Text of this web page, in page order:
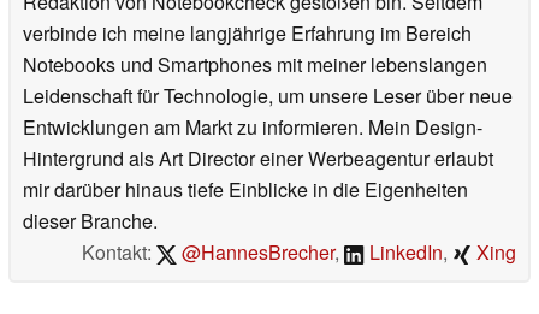
verbinde ich meine langjährige Erfahrung im Bereich
Notebooks und Smartphones mit meiner lebenslangen
Leidenschaft für Technologie, um unsere Leser über neue
Entwicklungen am Markt zu informieren. Mein Design-
Hintergrund als Art Director einer Werbeagentur erlaubt
mir darüber hinaus tiefe Einblicke in die Eigenheiten
dieser Branche.
Kontakt:
@HannesBrecher, LinkedIn, Xing